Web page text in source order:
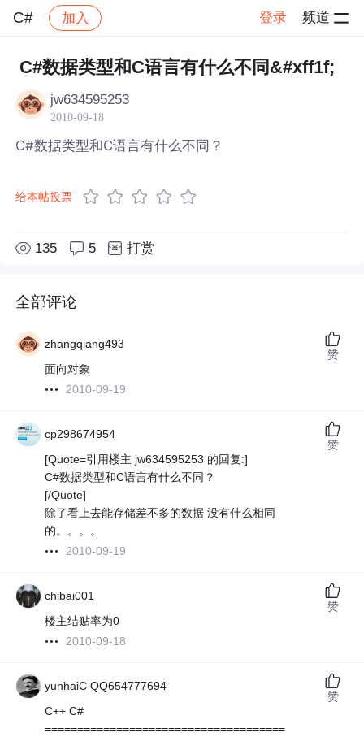
C# 加入 登录 频道
社区 C# 帖子详情
C#数据类型和C语言有什么不同&#xff1f;
jw634595253
2010-09-18
C#数据类型和C语言有什么不同？
给本帖投票
135 5 打赏
全部评论
zhangqiang493
面向对象
2010-09-19
赞
cp298674954
[Quote=引用楼主 jw634595253 的回复:]
C#数据类型和C语言有什么不同？
[/Quote]
除了看上去能存储差不多的数据 没有什么相同
的。。。。
2010-09-19
赞
chibai001
楼主结贴率为0
2010-09-18
赞
yunhaiC QQ654777694
C++ C#
=====================================
赞